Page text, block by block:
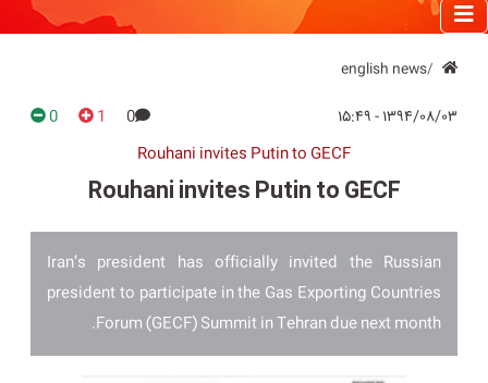
english news
۱۳۹۴/۰۸/۰۳ - ۱۵:۴۹ 0
1
0
Rouhani invites Putin to GECF
Rouhani invites Putin to GECF
Iran’s president has officially invited the Russian
president to participate in the Gas Exporting Countries
Forum (GECF) Summit in Tehran due next month.